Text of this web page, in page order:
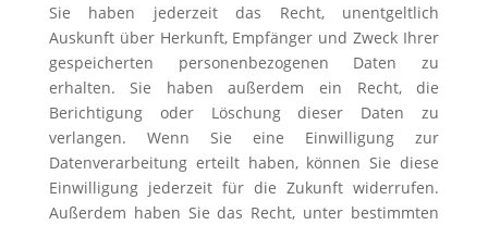
Sie haben jederzeit das Recht, unentgeltlich
Auskunft über Herkunft, Empfänger und Zweck Ihrer
gespeicherten personenbezogenen Daten zu
erhalten. Sie haben außerdem ein Recht, die
Berichtigung oder Löschung dieser Daten zu
verlangen. Wenn Sie eine Einwilligung zur
Datenverarbeitung erteilt haben, können Sie diese
Einwilligung jederzeit für die Zukunft widerrufen.
Außerdem haben Sie das Recht, unter bestimmten